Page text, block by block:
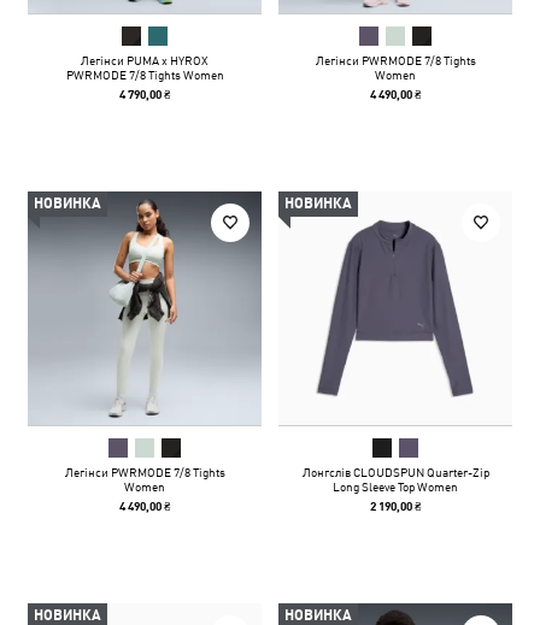
Легінси PUMA x HYROX
PWRMODE 7/8 Tights Women
4 790,00 ₴
Легінси PWRMODE 7/8 Tights
Women
4 490,00 ₴
НОВИНКА
Легінси PWRMODE 7/8 Tights
Women
4 490,00 ₴
НОВИНКА
Лонгслів CLOUDSPUN Quarter-Zip
Long Sleeve Top Women
2 190,00 ₴
НОВИНКА НОВИНКА